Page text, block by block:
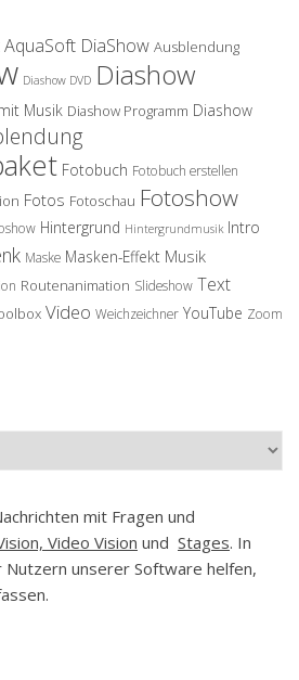
AquaSoft DiaShow Ausblendung
Diashow DVD Diashow
Musik Diashow Programm Diashow
Fotobuch Fotobuch erstellen
Fotos Fotoschau Fotoshow
Hintergrund Hintergrundmusik Intro
Maske Masken-Effekt Musik
Routenanimation Slideshow Text
Video Weichzeichner YouTube Zoom
mit Fragen und
Video Vision und Stages. In
unserer Software helfen,